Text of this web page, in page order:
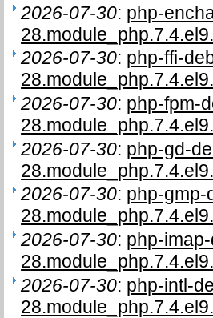
2026-07-30: php-
2026-07-30: php-ffi-
2026-07-30: php-fpm-
2026-07-30: php-gd-
2026-07-30: php-gmp-
2026-07-30: php-
2026-07-30: php-intl-